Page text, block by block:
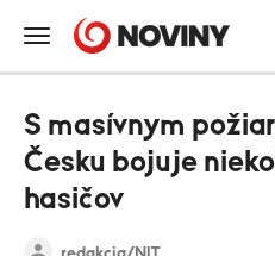
S masívnym
Česku bojuje
hasičov